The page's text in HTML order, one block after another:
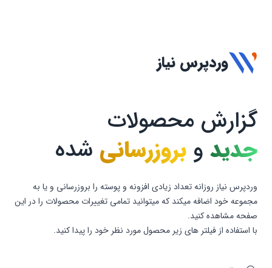
وردپرس نیاز
گزارش محصولات
جدید و بروزرسانی شده
وردپرس نیاز روزانه تعداد زیادی افزونه و پوسته را بروزرسانی و یا به
مجموعه خود اضافه میکند که میتوانید تمامی تغییرات محصولات را در این
صفحه مشاهده کنید.
با استفاده از فیلتر های زیر محصول مورد نظر خود را پیدا کنید.